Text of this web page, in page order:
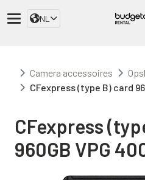
NL
Camera accessoires
CFexpress (type B) card
CFexpress
960GB VPG